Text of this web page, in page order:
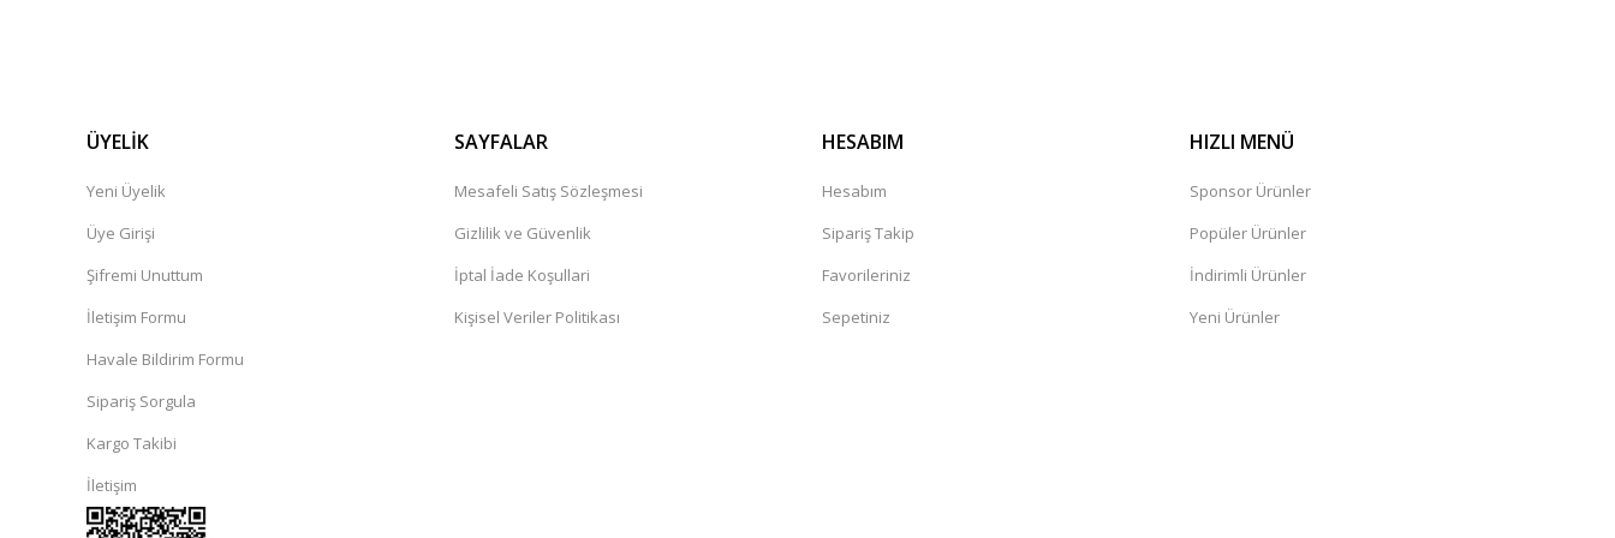
ÜYELİK
Yeni Üyelik
Üye Girişi
Şifremi Unuttum
İletişim Formu
Havale Bildirim Formu
Sipariş Sorgula
Kargo Takibi
İletişim
SAYFALAR
Mesafeli Satış Sözleşmesi
Gizlilik ve Güvenlik
İptal İade Koşullari
Kişisel Veriler Politikası
HESABIM
Hesabım
Sipariş Takip
Favorileriniz
Sepetiniz
HIZLI MENÜ
Sponsor Ürünler
Popüler Ürünler
İndirimli Ürünler
Yeni Ürünler